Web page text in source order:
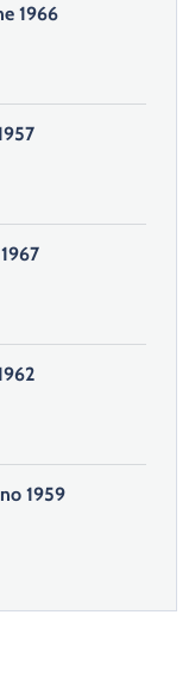
1966
1959